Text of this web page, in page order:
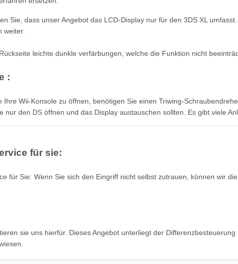
Sie, dass unser Angebot das LCD-Display nur für den 3DS XL
weiter.
leichte dunkle verfärbungen, welche die Funktion nicht
:
Ihre Wii-Konsole zu öffnen, benötigen Sie einen Triwing-
nur den DS öffnen und das Display austauschen sollten. Es gibt viele
für sie:
für Sie: Wenn Sie sich den Eingriff nicht selbst zutrauen, können wir
sie uns hierfür. Dieses Angebot unterliegt der